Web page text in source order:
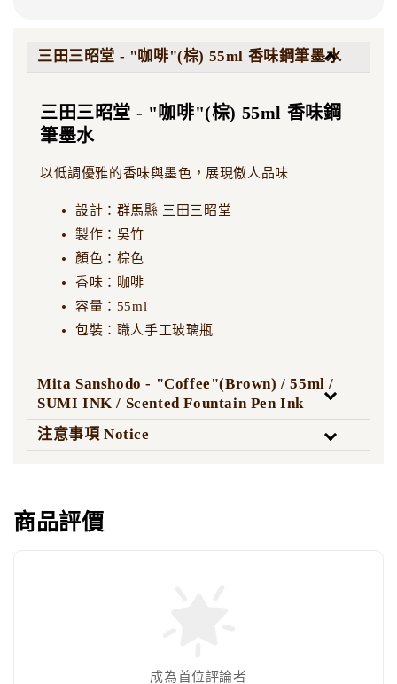
三田三昭堂 - "咖啡"(棕) 55ml 香味鋼筆墨水
三田三昭堂 - "咖啡"(棕) 55ml 香味鋼
筆墨水
以低調優雅的香味與墨色，展現傲人品味
設計：群馬縣 三田三昭堂
製作：吳竹
顏色：棕色
香味：咖啡
容量：55ml
包裝：職人手工玻璃瓶
Mita Sanshodo - "Coffee"(Brown) / 55ml /
SUMI INK / Scented Fountain Pen Ink
注意事項 Notice
商品評價
成為首位評論者